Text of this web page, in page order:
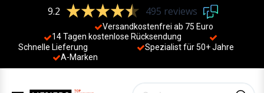
9.2 495 reviews
Versandkostenfrei ab 75 Euro
14 Tagen kostenlose Rücksendung
Schnelle Lieferung
Spezialist für 50+ Jahre
A-Marken